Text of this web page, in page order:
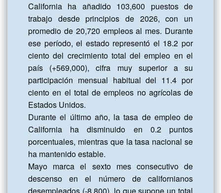
California ha añadido 103,600 puestos de
trabajo desde principios de 2026, con un
promedio de 20,720 empleos al mes. Durante
ese período, el estado representó el 18.2 por
ciento del crecimiento total del empleo en el
país (+569,000), cifra muy superior a su
participación mensual habitual del 11.4 por
ciento en el total de empleos no agrícolas de
Estados Unidos.
Durante el último año, la tasa de empleo de
California ha disminuido en 0.2 puntos
porcentuales, mientras que la tasa nacional se
ha mantenido estable.
Mayo marca el sexto mes consecutivo de
descenso en el número de californianos